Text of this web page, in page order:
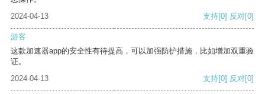
2024-04-13
支持[0] 反对[0]
游客
这款加速器app的安全性有待提高，可以加强防护措施，比如增加双重验
证。
2024-04-13
支持[0] 反对[0]